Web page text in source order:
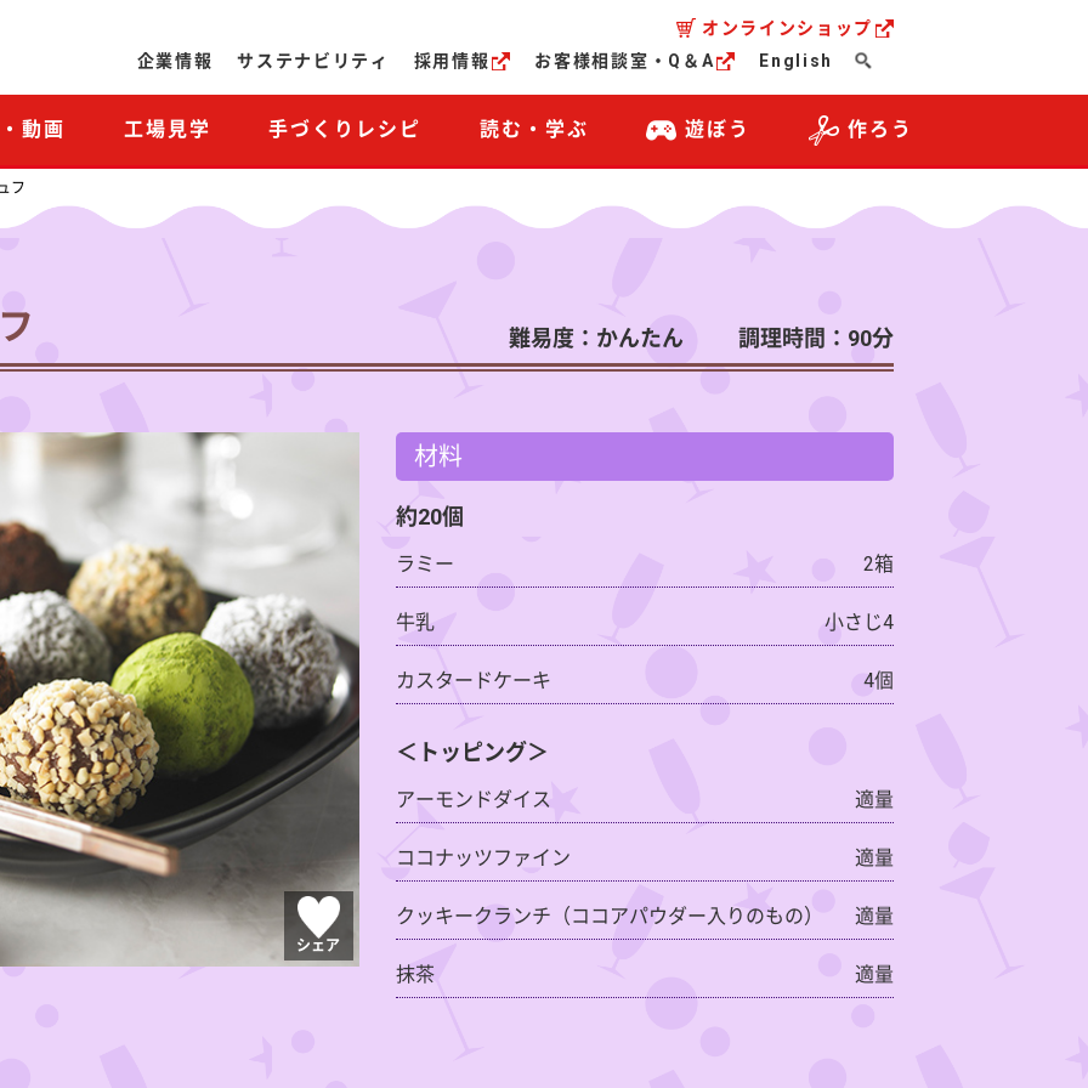
オンラインショップ
企業情報
サステナビリティ 採用情報 お客様相談室・Q＆A English
動画 工場見学 手づくりレシピ 読む・学ぶ 遊ぼう 作ろう
フ
難易度：かんたん 調理時間：90分
シェア
材料
約20個
ラミー 2箱
牛乳 小さじ4
カスタードケーキ 4個
＜トッピング＞
アーモンドダイス 適量
ココナッツファイン 適量
クッキークランチ（ココアパウダー入りのもの） 適量
抹茶 適量